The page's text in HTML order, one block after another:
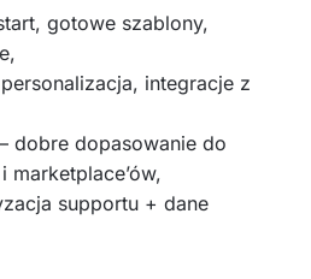
gotowe szablony,
integracje z
– dobre dopasowanie do
supportu + dane